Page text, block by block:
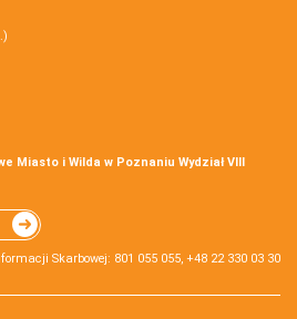
Miasto i Wilda w Poznaniu Wydział VIII
Skarbowej: 801 055 055, +48 22 330 03 30